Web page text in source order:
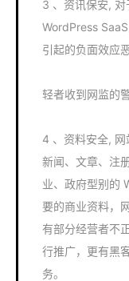
3 、资讯保安,
WordPress
引起的负面效应恶
轻者收到网监的
4 、资料安全,
新闻、文章、注
业、政府型别的
要的商业资料，
有部分经营者不
行推广，更有黑
务。